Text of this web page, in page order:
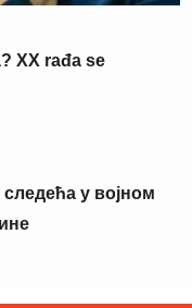
XX rađa se
у војном